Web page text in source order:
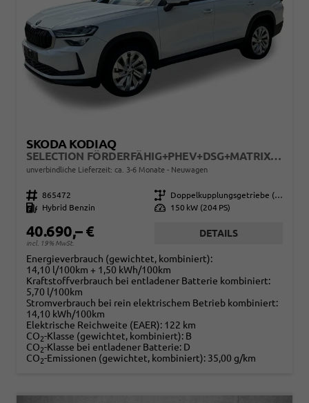
SKODA KODIAQ
SELECTION FÖRDERFÄHIG+PHEV+DSG+MATRIX+ACC+EHK+SHZ+KAMERA+17" ALU
unverbindliche Lieferzeit: ca. 3-6 Monate Neuwagen
Fahrzeugnr. 865472 Getriebe
Doppelkupplungsgetriebe (DSG)
Kraftstoff
Hybrid Benzin Leistung 150 kW (204 PS)
40.690,– €
incl. 19% MwSt.
DETAILS
Energieverbrauch (gewichtet, kombiniert):
14,10 l/100km + 1,50 kWh/100km
Kraftstoffverbrauch bei entladener Batterie kombiniert:
5,70 l/100km
Stromverbrauch bei rein elektrischem Betrieb kombiniert:
14,10 kWh/100km
Elektrische Reichweite (EAER): 122 km
CO2-Klasse (gewichtet, kombiniert): B
CO2-Klasse bei entladener Batterie: D
CO2-Emissionen (gewichtet, kombiniert): 35,00 g/km